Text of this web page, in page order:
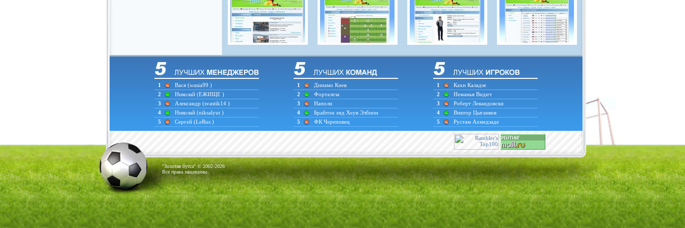
1 Вася (wasia99 )
2
Николай (ЕЖИЩЕ )
3
Александр (svastik14 )
4
Николай (niksalyut )
5
Сергей (LeRus )
1
Динамо Киев
2
Форталеза
3
Наполи
4
Брайтон энд Хоув Элбион
5
ФК Череповец
1
Кахи Каладзе
2
Неманья Видич
3
Роберт Левандовски
4
Виктор Цыганков
5
Рустам Ахмедзаде
"Золотая бутса" © 2002-2026
Все права защищены.